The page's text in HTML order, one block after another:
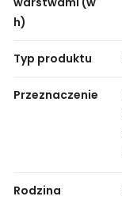
h)
Typ produktu
Przeznaczenie
Rodzina